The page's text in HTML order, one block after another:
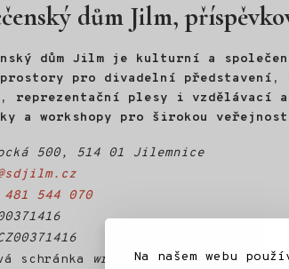
Na našem webu
dům Jilm,
dům Jilm je kulturní a
pro divadelní představení,
reprezentační plesy i vzdělávací
a workshopy pro širokou
500, 514 01 Jilemnice
481 544 070
schránka
wrrtti5